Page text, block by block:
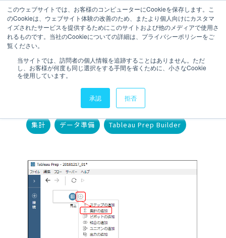
このウェブサイトでは、お客様のコンピューターにCookieを保存します。こ
のCookieは、ウェブサイト体験の改善のため、またより個人向けにカスタマ
イズされたサービスを提供するためにこのサイトおよび他のメディアで使用さ
れるものです。当社のCookieについての詳細は、プライバシーポリシーをご
覧ください。
当サイトでは、訪問者の個人情報を追跡することはありません。ただ
し、お客様が何度も同じ選択をする手間を省くために、小さなCookie
を使用しています。
承認 拒否
相談・お問い合わせ
1 分で読むことができます。
Tableau Prep【集計】
更新日時 2018年12月14日
集計 データ準備 Tableau Prep Builder